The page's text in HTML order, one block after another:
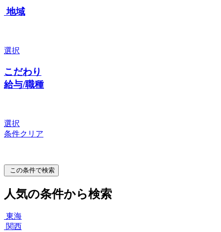
地域
選択
こだわり
給与/職種
選択
条件クリア
この条件で検索
人気の条件から検索
東海
関西